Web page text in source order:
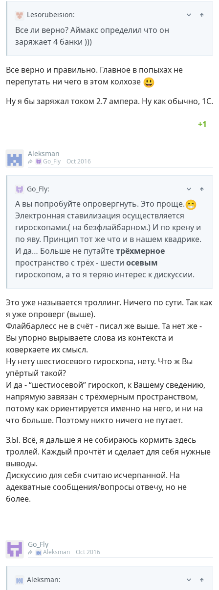
Lesorubeision:
Все ли верно? Аймакс определил что он
заряжает 4 банки )))
Все верно и правильно. Главное в попыхах не
перепутать ни чего в этом колхозе 😃
Ну я бы заряжал током 2.7 ампера. Ну как обычно, 1C.
Aleksman
Go_Fly Oct 2016
Go_Fly:
А вы попробуйте опровергнуть. Это проще.😁
Электронная ставилизация осуществляется
гироскопами.( на безфлайбарном.) И по крену и
по яву. Принцип тот же что и в нашем квадрике.
И да… Больше не путайтетрёхмерное
пространство с трёх - шести осевым
гироскопом, а то я теряю интерес к дискуссии.
Это уже называется троллинг. Ничего по сути. Так как
я уже опроверг (выше).
Флайбарлесс не в счёт - писал же выше. Та нет же -
Вы упорно вырываете слова из контекста и
коверкаете их смысл.
Ну нету шестиосевого гироскопа, нету. Что ж Вы
упёртый такой?
И да - “шестиосевой” гироскоп, к Вашему сведению,
напрямую завязан с трёхмерным пространством,
потому как ориентируется именно на него, и ни на
что больше. Поэтому никто ничего не путает.
З.Ы. Всё, я дальше я не собираюсь кормить здесь
троллей. Каждый прочтёт и сделает для себя нужные
выводы.
Дискуссию для себя считаю исчерпанной. На
адекватные сообщения/вопросы отвечу, но не
более.
Go_Fly
Aleksman Oct 2016
Aleksman: